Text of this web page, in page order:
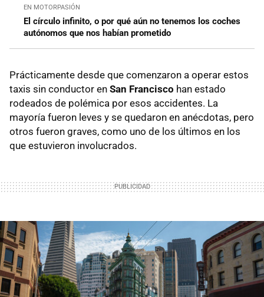
EN MOTORPASIÓN
El círculo infinito, o por qué aún no tenemos los coches
autónomos que nos habían prometido
Prácticamente desde que comenzaron a operar estos
taxis sin conductor en San Francisco han estado
rodeados de polémica por esos accidentes. La
mayoría fueron leves y se quedaron en anécdotas, pero
otros fueron graves, como uno de los últimos en los
que estuvieron involucrados.